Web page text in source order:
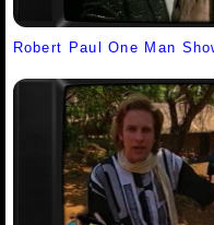
Robert Paul One Man